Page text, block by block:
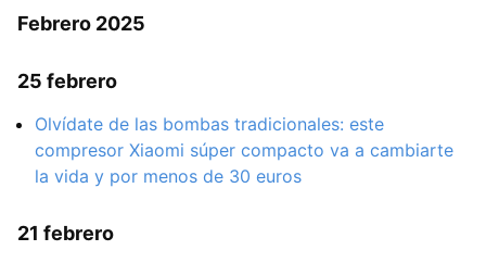
Febrero 2025
25 febrero
Olvídate de las bombas tradicionales: este
compresor Xiaomi súper compacto va a cambiarte
la vida y por menos de 30 euros
21 febrero